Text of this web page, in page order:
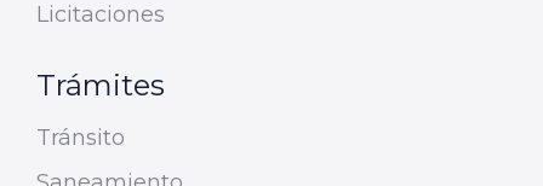
Licitaciones
Trámites
Tránsito